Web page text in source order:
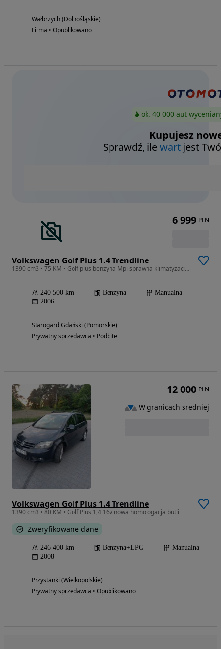
Wałbrzych (Dolnośląskie)
Firma • Opublikowano
ok. 40 000 aut
Kupujesz
Sprawdź, ilewart jest
Volkswagen Golf Plus 1.4 Trendline
1390 cm3 • 75 KM • Golf plus benzyna Mpi sprawna klimatyzacja stan bdb
240 500 km Benzyna
Manualna
2006
Starogard Gdański (Pomorskie)
Prywatny sprzedawca • Podbite
6 999 PLN
Volkswagen Golf Plus 1.4 Trendline
1390 cm3 • 80 KM • Golf Plus 1,4 16v nowa homologacja butli
Zweryfikowane dane
246 400 km Benzyna+LPG
Manualna
2008
Przystanki (Wielkopolskie)
Prywatny sprzedawca • Opublikowano
12 000 PLN
W granicach średniej